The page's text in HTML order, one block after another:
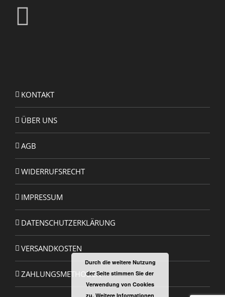
KONTAKT
ÜBER UNS
AGB
WIDERRUFSRECHT
IMPRESSUM
DATENSCHUTZERKLÄRUNG
VERSANDKOSTEN
ZAHLUNGSMETHODEN
Durch die weitere Nutzung
der Seite stimmen Sie der
Verwendung von Cookies
zu. Weitere Informationen